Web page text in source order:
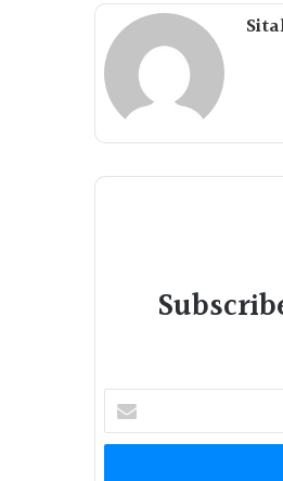
Enter
your
Email